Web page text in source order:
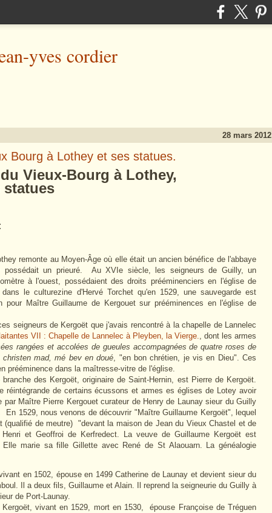
yves cordier
28 mars 2012
Bourg à Lothey et ses statues.
Vieux-Bourg à Lothey,
remonte au Moyen-Âge où elle était un ancien bénéfice de l'abbaye
possédait un prieuré. Au XVIe siècle, les seigneurs de Guilly, un
à l'ouest, possédaient des droits prééminenciers en l'église de
le culturezine d'Hervé Torchet qu'en 1529, une sauvegarde est
pour Maître Guillaume de Kergouet sur prééminences en l'église de
seigneurs de Kergoët que j'avais rencontré à la chapelle de Lannelec
VII : Chapelle de Lannelec à Pleyben, la Vierge., dont les armes
rangées et accolées de gueules accompagnées de quatre roses de
christen mad, mé bev en doué, "en bon chrétien, je vis en Dieu". Ces
prééminence dans la maîtresse-vitre de l'église.
des Kergoët, originaire de Saint-Hernin, est Pierre de Kergoët.
réintégrande de certains écussons et armes es églises de Lotey avoir
par Maître Pierre Kergouet curateur de Henry de Launay sieur du Guilly
1529, nous venons de découvrir "Maître Guillaume Kergoët", lequel
(qualifié de meutre) "devant la maison de Jean du Vieux Chastel et de
Henri et Geoffroi de Kerfredect. La veuve de Guillaume Kergoët est
Elle marie sa fille Gillette avec René de St Alaouarn. La généalogie
en 1502, épouse en 1499 Catherine de Launay et devient sieur du
Il a deux fils, Guillaume et Alain. Il reprend la seigneurie du Guilly à
de Port-Launay.
Kergoët, vivant en 1529, mort en 1530, épouse Françoise de Tréguen